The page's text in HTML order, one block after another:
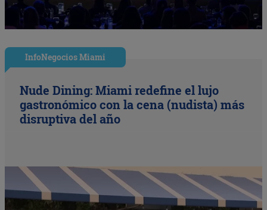
InfoNegocios Miami
Nude Dining: Miami redefine el lujo
gastronómico con la cena (nudista) más
disruptiva del año